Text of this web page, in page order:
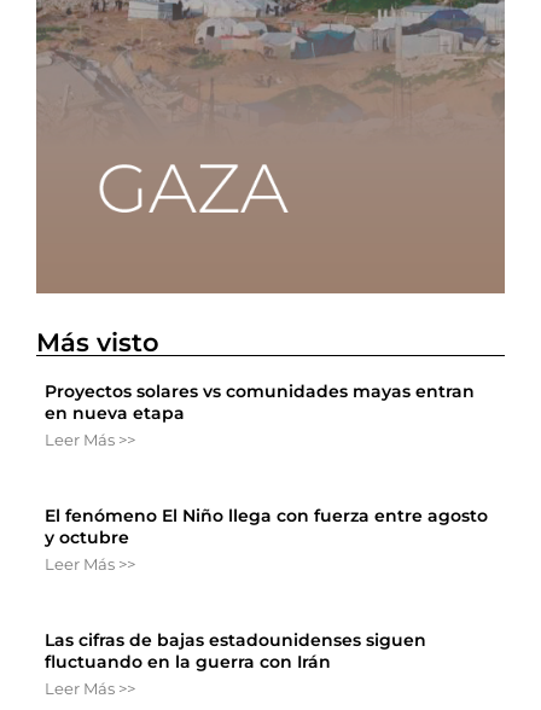
Más visto
Proyectos solares vs comunidades mayas entran
en nueva etapa
Leer Más >>
El fenómeno El Niño llega con fuerza entre agosto
y octubre
Leer Más >>
Las cifras de bajas estadounidenses siguen
fluctuando en la guerra con Irán
Leer Más >>